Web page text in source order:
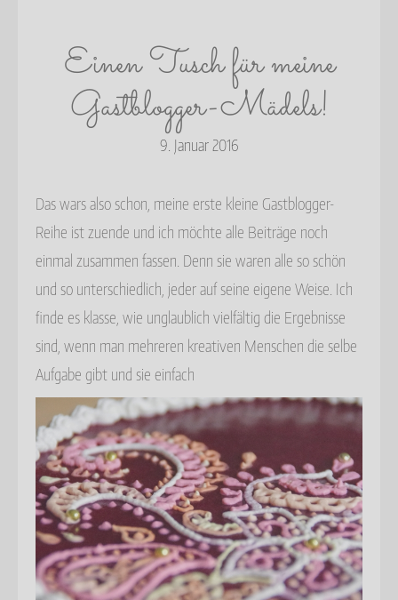
Einen Tusch für meine
Gastblogger-Mädels!
9. Januar 2016
Das wars also schon, meine erste kleine Gastblogger-
Reihe ist zuende und ich möchte alle Beiträge noch
einmal zusammen fassen. Denn sie waren alle so schön
und so unterschiedlich, jeder auf seine eigene Weise. Ich
finde es klasse, wie unglaublich vielfältig die Ergebnisse
sind, wenn man mehreren kreativen Menschen die selbe
Aufgabe gibt und sie einfach